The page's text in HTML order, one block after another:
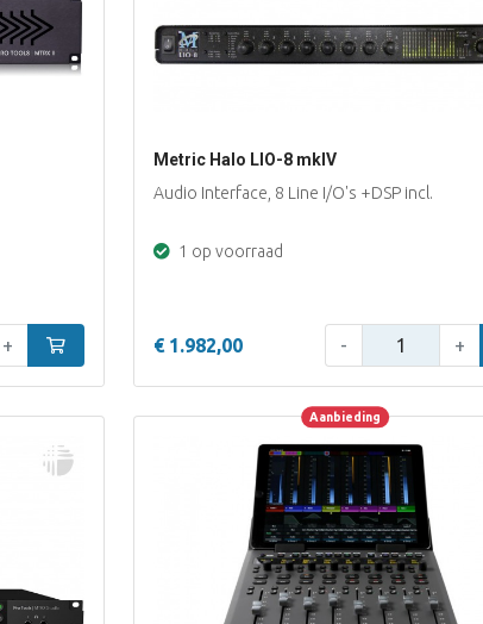
+ In winkelwagen
Metric Halo LIO-8 mkIV
Audio Interface, 8 Line I/O's +DSP incl.
1 op voorraad
€ 1.982,00 - +
Aanbieding Aanbieding